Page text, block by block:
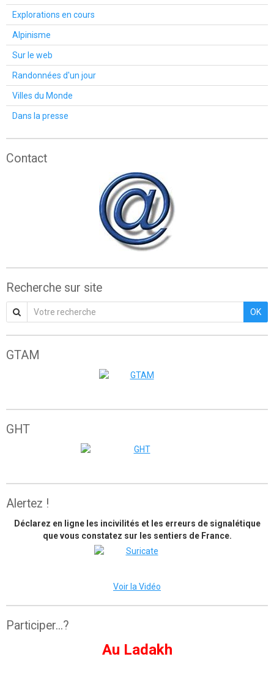
Explorations en cours
Alpinisme
Sur le web
Randonnées d'un jour
Villes du Monde
Dans la presse
Contact
Recherche sur site
OK
GTAM
GHT
Alertez !
Déclarez en ligne les incivilités et les erreurs de signalétique
que vous constatez sur les sentiers de France.
Voir la Vidéo
Participer...?
Au Ladakh